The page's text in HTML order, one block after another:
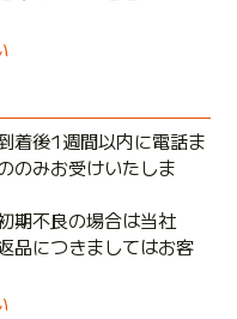
着後1週間以内に電話ま
のみお受けいたしま
期不良の場合は当社
品につきましてはお客